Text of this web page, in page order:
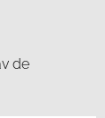
de